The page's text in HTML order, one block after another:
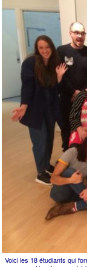
Voici les 18 étudiants qui